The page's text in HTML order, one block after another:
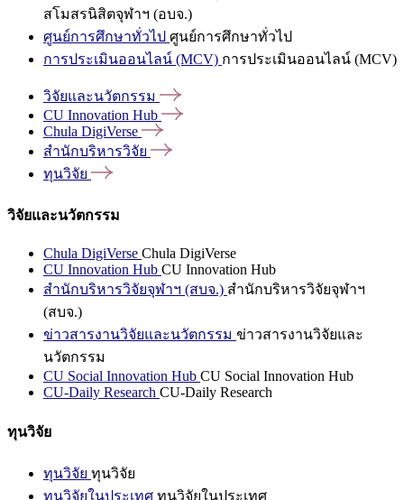
สโมสรนิสิตจุฬาฯ (อบจ.)
ศูนย์การศึกษาทั่วไป ศูนย์การศึกษาทั่วไป
การประเมินออนไลน์ (MCV) การประเมินออนไลน์ (MCV)
วิจัยและนวัตกรรม
CU Innovation Hub
Chula DigiVerse
สำนักบริหารวิจัย
ทุนวิจัย
วิจัยและนวัตกรรม
Chula DigiVerse Chula DigiVerse
CU Innovation Hub CU Innovation Hub
สำนักบริหารวิจัยจุฬาฯ (สบจ.) สำนักบริหารวิจัยจุฬาฯ
(สบจ.)
ข่าวสารงานวิจัยและนวัตกรรม ข่าวสารงานวิจัยและ
นวัตกรรม
CU Social Innovation Hub CU Social Innovation Hub
CU-Daily Research CU-Daily Research
ทุนวิจัย
ทุนวิจัย ทุนวิจัย
ทุนวิจัยในประเทศ ทุนวิจัยในประเทศ